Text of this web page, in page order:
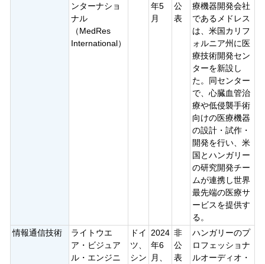
ンターナショ
ナル
（MedRes
International）
年5
月
公
表
療機器開発会社
であるメドレス
は、米国カリフ
ォルニア州に医
療技術開発セン
ターを新設し
た。同センター
で、心臓血管治
療や低侵襲手術
向けの医療機器
の設計・試作・
開発を行い、米
国とハンガリー
の研究開発チー
ムが連携し世界
最先端の医療サ
ービスを提供す
る。
情報通信技術
ライトウエ
ア・ビジュア
ル・エンジニ
ドイ
ツ、
シン
2024
年6
月、
非
公
表
ハンガリーのプ
ロフェッショナ
ルオーディオ・